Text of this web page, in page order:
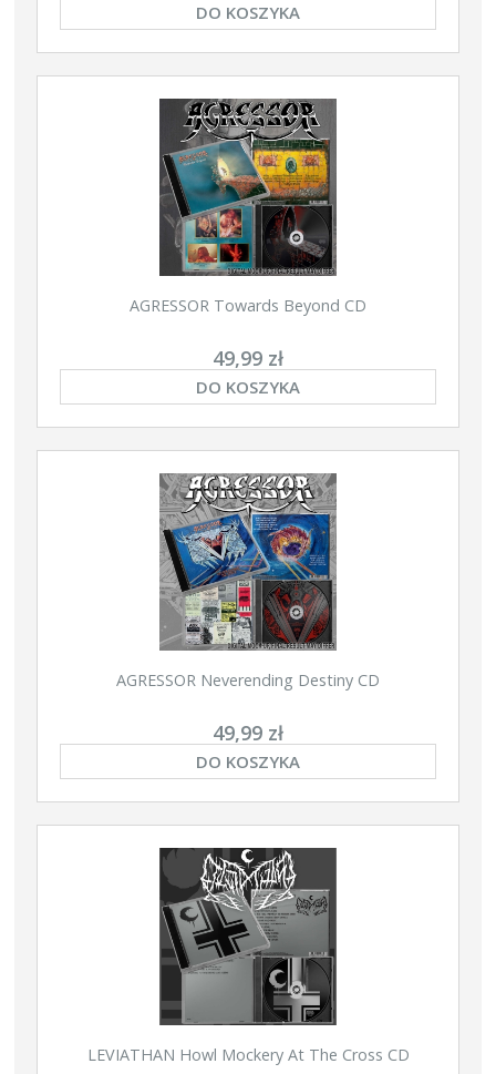
DO KOSZYKA
AGRESSOR Towards Beyond CD
49,99 zł
DO KOSZYKA
AGRESSOR Neverending Destiny CD
49,99 zł
DO KOSZYKA
LEVIATHAN Howl Mockery At The Cross CD